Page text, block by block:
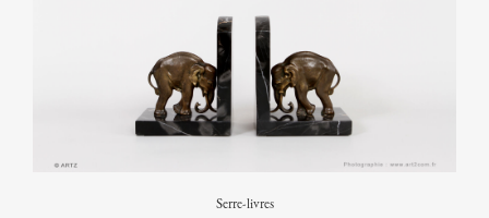
Serre-livres